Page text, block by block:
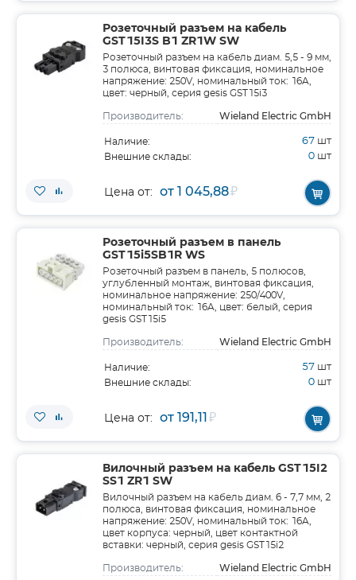
Розеточный разъем на кабель
GST15I3S B1 ZR1W SW
Розеточный разъем на кабель диам. 5,5 - 9 мм,
3 полюса, винтовая фиксация, номинальное
напряжение: 250V, номинальный ток: 16A,
цвет: черный, серия gesis GST15i3
Производитель: Wieland Electric GmbH
Наличие: 67 шт
Внешние склады: 0 шт
Цена от: от 1 045,88₽
Розеточный разъем в панель
GST15i5SB1R WS
Розеточный разъем в панель, 5 полюсов,
углубленный монтаж, винтовая фиксация,
номинальное напряжение: 250/400V,
номинальный ток: 16A, цвет: белый, серия
gesis GST15i5
Производитель: Wieland Electric GmbH
Наличие: 57 шт
Внешние склады: 0 шт
Цена от: от 191,11₽
Вилочный разъем на кабель GST15I2
SS1 ZR1 SW
Вилочный разъем на кабель диам. 6 - 7,7 мм, 2
полюса, винтовая фиксация, номинальное
напряжение: 250V, номинальный ток: 16A,
цвет корпуса: черный, цвет контактной
вставки: черный, серия gesis GST15i2
Производитель: Wieland Electric GmbH